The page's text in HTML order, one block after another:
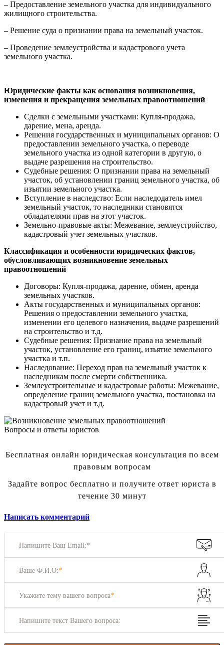
– Предоставление земельного участка для индивидуального
жилищного строительства.
– Решение суда о признании права на земельный участок.
– Проведение землеустройства и кадастрового учета
земельного участка.
Юридические факты как основания возникновения,
изменения и прекращения земельных правоотношений
Сделки с земельными участками: Купля-продажа,
дарение, мена, аренда.
Решения государственных и муниципальных органов: О
предоставлении земельного участка, о переводе
земельного участка из одной категории в другую, о
выдаче разрешения на строительство.
Судебные решения: О признании права на земельный
участок, об установлении границ земельного участка, об
изъятии земельного участка.
Вступление в наследство: Если наследодатель имел
земельный участок, то наследники становятся
обладателями прав на этот участок.
Земельно-правовые акты: Межевание, землеустройство,
кадастровый учет земельных участков.
Классификация и особенности юридических фактов,
обусловливающих возникновение земельных
правоотношений
Договоры: Купля-продажа, дарение, обмен, аренда
земельных участков.
Акты государственных и муниципальных органов:
Решения о предоставлении земельного участка,
изменении его целевого назначения, выдаче разрешений
на строительство и т.д.
Судебные решения: Признание права на земельный
участок, установление его границ, изъятие земельного
участка и т.п.
Наследование: Переход прав на земельный участок к
наследникам после смерти собственника.
Землеустроительные и кадастровые работы: Межевание,
определение границ земельного участка, постановка на
кадастровый учет и т.д.
Вопросы и ответы юристов
Бесплатная онлайн юридическая консультация по всем
правовым вопросам
Задайте вопрос бесплатно и получите ответ юриста в
течение 30 минут
Написать комментарий
Напишите Ваш Email:*
Ваше Ф.И.О:*
Укажите тему вашего вопроса*
Напишите текст Вашего вопроса: